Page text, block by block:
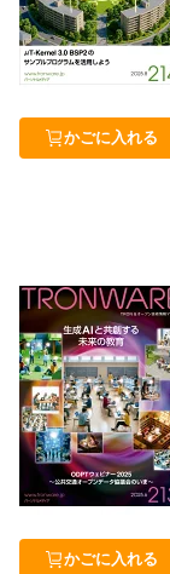
かごに入れる
かごに入れる